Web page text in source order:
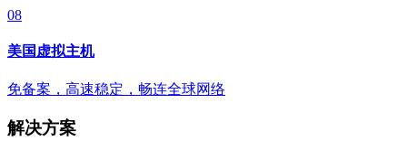
08
美国虚拟主机
免备案，高速稳定，畅连全球网络
解决方案